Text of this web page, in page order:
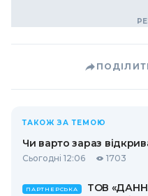
ТАКОЖ ЗА ТЕМОЮ
Чи варто зараз
Сьогодні 12:06 1703
ПАРТНЕРСЬКА
ТОВ